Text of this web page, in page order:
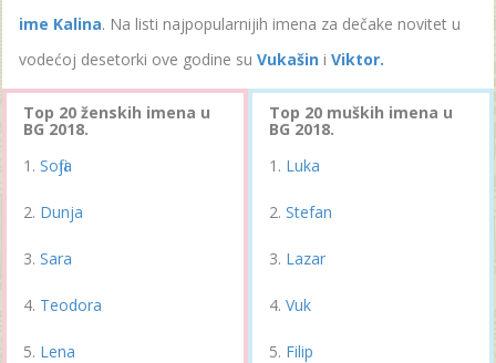
ime Kalina. Na listi najpopularnijih imena za dečake novitet u
vodećoj desetorki ove godine su Vukašin i Viktor.
Top 20 ženskih imena u
BG 2018.
Sofija
Dunja
Sara
Teodora
Lena
Top 20 muških imena u
BG 2018.
Luka
Stefan
Lazar
Vuk
Filip